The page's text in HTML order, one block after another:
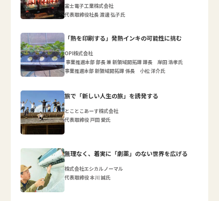
富士電子工業株式会社
代表取締役社長 渡邊 弘子氏
「熱を印刷する」発熱インキの可能性に挑む
OPI株式会社
事業推進本部 部長 兼 新領域開拓課 課長 岸田 浩孝氏
事業推進本部 新領域開拓課 係長 小松 洋介氏
旅で「新しい人生の旅」を誘発する
とことこあーす株式会社
代表取締役 戸田 愛氏
無理なく、着実に「劇薬」のない世界を広げる
株式会社エシカルノーマル
代表取締役 本川 誠氏